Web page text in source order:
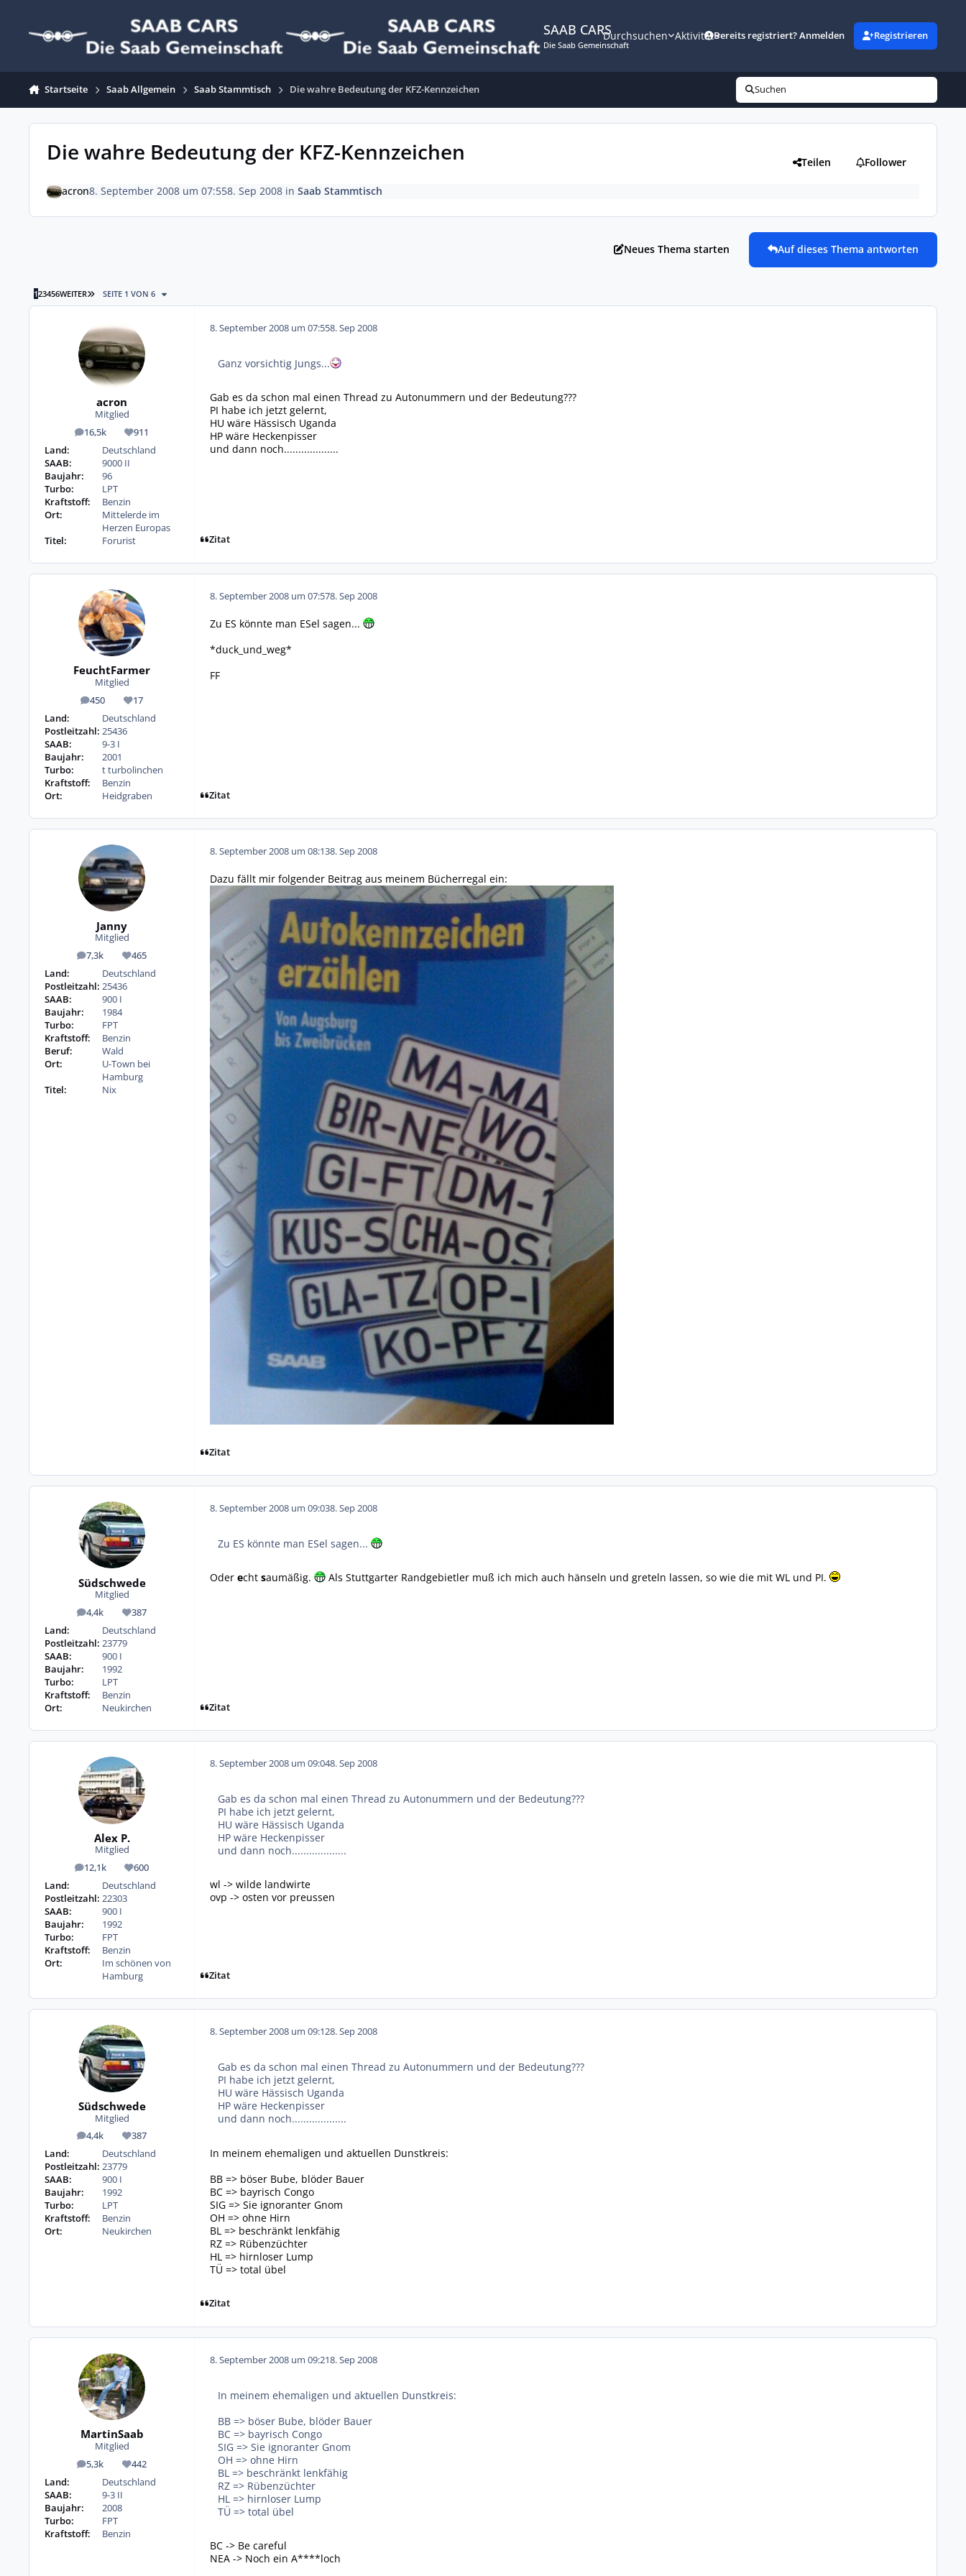
SAAB CARS
Die Saab Gemeinschaft
Durchsuchen AktivitätBereits registriert? Anmelden Registrieren
Startseite Saab Allgemein Saab Stammtisch Die wahre Bedeutung der KFZ-Kennzeichen Suchen
Die wahre Bedeutung der KFZ-Kennzeichen Teilen Follower
acron8. September 2008 um 07:558. Sep 2008in Saab Stammtisch
Neues Thema starten Auf dieses Thema antworten
123456WEITER LETZTE SEITE
SEITE 1 VON 6
acron
Mitglied
16,5k
Beiträge 911
Reputation
Land:
Deutschland
SAAB:
9000 II
Baujahr:
96
Turbo:
LPT
Kraftstoff:
Benzin
Ort:
Mittelerde im
Herzen Europas
Titel:
Forurist
8. September 2008 um 07:558. Sep 2008
Ganz vorsichtig Jungs...
Gab es da schon mal einen Thread zu Autonummern und der Bedeutung???
PI habe ich jetzt gelernt,
HU wäre Hässisch Uganda
HP wäre Heckenpisser
und dann noch...................
Zitat
FeuchtFarmer
Mitglied
450
Beiträge 17
Reputation
Land:
Deutschland
Postleitzahl: 25436
SAAB:
9-3 I
Baujahr:
2001
Turbo:
t turbolinchen
Kraftstoff:
Benzin
Ort:
Heidgraben
8. September 2008 um 07:578. Sep 2008
Zu ES könnte man ESel sagen...
*duck_und_weg*
FF
Zitat
Janny
Mitglied
7,3k
Beiträge 465
Reputation
Land:
Deutschland
Postleitzahl: 25436
SAAB:
900 I
Baujahr:
1984
Turbo:
FPT
Kraftstoff:
Benzin
Beruf:
Wald
Ort:
U-Town bei
Hamburg
Titel:
Nix
8. September 2008 um 08:138. Sep 2008
Dazu fällt mir folgender Beitrag aus meinem Bücherregal ein:
Zitat
Südschwede
Mitglied
4,4k
Beiträge 387
Reputation
Land:
Deutschland
Postleitzahl: 23779
SAAB:
900 I
Baujahr:
1992
Turbo:
LPT
Kraftstoff:
Benzin
Ort:
Neukirchen
8. September 2008 um 09:038. Sep 2008
Zu ES könnte man ESel sagen...
Oder echt saumäßig. Als Stuttgarter Randgebietler muß ich mich auch hänseln und greteln lassen, so wie die mit WL und PI.
Zitat
Alex P.
Mitglied
12,1k
Beiträge 600
Reputation
Land:
Deutschland
Postleitzahl: 22303
SAAB:
900 I
Baujahr:
1992
Turbo:
FPT
Kraftstoff:
Benzin
Ort:
Im schönen von
Hamburg
8. September 2008 um 09:048. Sep 2008
Gab es da schon mal einen Thread zu Autonummern und der Bedeutung???
PI habe ich jetzt gelernt,
HU wäre Hässisch Uganda
HP wäre Heckenpisser
und dann noch...................
wl -> wilde landwirte
ovp -> osten vor preussen
Zitat
Südschwede
Mitglied
4,4k
Beiträge 387
Reputation
Land:
Deutschland
Postleitzahl: 23779
SAAB:
900 I
Baujahr:
1992
Turbo:
LPT
Kraftstoff:
Benzin
Ort:
Neukirchen
8. September 2008 um 09:128. Sep 2008
Gab es da schon mal einen Thread zu Autonummern und der Bedeutung???
PI habe ich jetzt gelernt,
HU wäre Hässisch Uganda
HP wäre Heckenpisser
und dann noch...................
In meinem ehemaligen und aktuellen Dunstkreis:
BB => böser Bube, blöder Bauer
BC => bayrisch Congo
SIG => Sie ignoranter Gnom
OH => ohne Hirn
BL => beschränkt lenkfähig
RZ => Rübenzüchter
HL => hirnloser Lump
TÜ => total übel
Zitat
MartinSaab
Mitglied
5,3k
Beiträge 442
Reputation
Land:
Deutschland
SAAB:
9-3 II
Baujahr:
2008
Turbo:
FPT
Kraftstoff:
Benzin
8. September 2008 um 09:218. Sep 2008
In meinem ehemaligen und aktuellen Dunstkreis:
BB => böser Bube, blöder Bauer
BC => bayrisch Congo
SIG => Sie ignoranter Gnom
OH => ohne Hirn
BL => beschränkt lenkfähig
RZ => Rübenzüchter
HL => hirnloser Lump
TÜ => total übel
BC -> Be careful
NEA -> Noch ein A****loch